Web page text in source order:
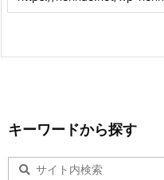
キーワードから探す